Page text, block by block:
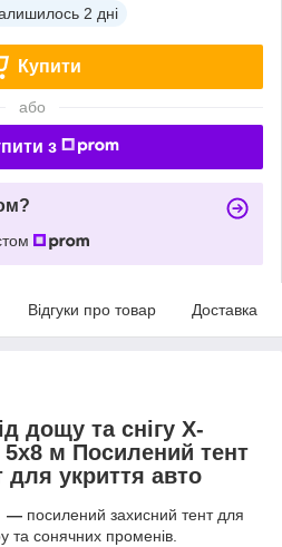
2 дні
Купити
або
з
Відгуки про товар Доставка
дощу та снігу X-
м Посилений тент
укриття авто
— посилений захисний тент для
та сонячних променів.